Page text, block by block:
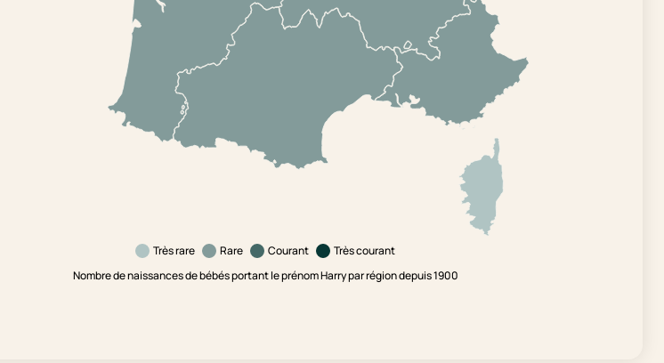
Très rare Rare Courant
Très courant
Nombre de naissances de bébés portant le prénom Harry par région depuis 1900